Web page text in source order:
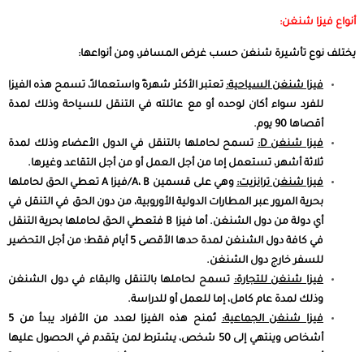
أنواع فيزا شنغن:
يختلف نوع تأشيرة شنغن حسب غرض المسافر، ومن أنواعها:
فيزا شنغن السياحية:تعتبر الأكثر شهرةً واستعمالاً، تسمح هذه الفيزا
للفرد سواء أكان لوحده أو مع عائلته في التنقل للسياحة وذلك لمدة
أقصاها 90 يوم.
فيزا شنغنD
:تسمح لحاملها بالتنقل في الدول الأعضاء وذلك لمدة
ثلاثة أشهر، تستعمل إما من أجل العمل أو من أجل التقاعد وغيرها.
فيزا شنغن ترانزيت:
وهي على قسمين A، B/فيزا A تعطي الحق لحاملها
بحرية المرور عبر المطارات الدولية الأوروبية، من دون الحق في التنقل في
أي دولة من دول الشنغن. أما فيزا B فتعطي الحق لحاملها بحرية التنقل
في كافة دول الشنغن لمدة حدها الأقصى 5 أيام فقط؛ من أجل التحضير
للسفر خارج دول الشنغن.
فيزا شنغن للتجارة:تسمح لحاملها بالتنقل والبقاء في دول الشنغن
وذلك لمدة عام كامل، إما للعمل أو للدراسة.
فيزا شنغن الجماعية:
تُمنح هذه الفيزا لعدد من الأفراد يبدأ من 5
أشخاص وينتهي إلى 50 شخص، يشترط لمن يتقدم في الحصول عليها